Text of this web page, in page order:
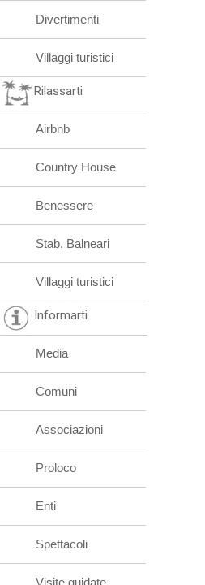
Divertimenti
Villaggi turistici
Rilassarti
Airbnb
Country House
Benessere
Stab. Balneari
Villaggi turistici
Informarti
Media
Comuni
Associazioni
Proloco
Enti
Spettacoli
Visite guidate